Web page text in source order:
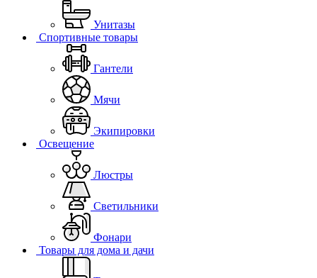
Унитазы
Спортивные товары
Гантели
Мячи
Экипировки
Освещение
Люстры
Светильники
Фонари
Товары для дома и дачи